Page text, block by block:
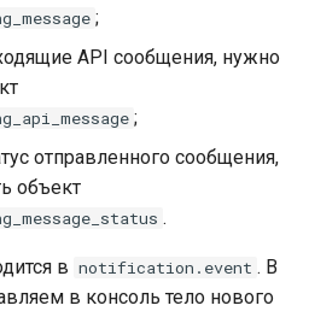
;
API сообщения, нужно
;
отправленного сообщения,
объект
.
в notification.event . В
в консоль тело нового